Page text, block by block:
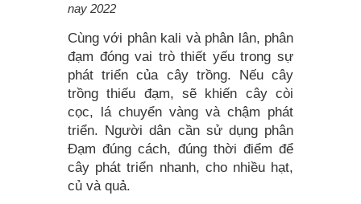
nay 2022
Cùng với phân kali và phân lân, phân
đạm đóng vai trò thiết yếu trong sự
phát triển của cây trồng. Nếu cây
trồng thiếu đạm, sẽ khiến cây còi
cọc, lá chuyển vàng và chậm phát
triển. Người dân cần sử dụng phân
Đạm đúng cách, đúng thời điểm để
cây phát triển nhanh, cho nhiều hạt,
củ và quả.